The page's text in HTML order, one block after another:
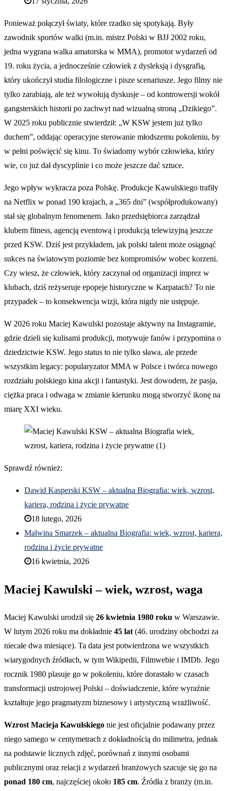
Ponieważ połączył światy, które rzadko się spotykają. Były
zawodnik sportów walki (m.in. mistrz Polski w BJJ 2002 roku,
jedna wygrana walka amatorska w MMA), promotor wydarzeń od
19. roku życia, a jednocześnie człowiek z dysleksją i dysgrafią,
który ukończył studia filologiczne i pisze scenariusze. Jego filmy nie
tylko zarabiają, ale też wywołują dyskusje – od kontrowersji wokół
gangsterskich historii po zachwyt nad wizualną stroną „Dzikiego”.
W 2025 roku publicznie stwierdził: „W KSW jestem już tylko
duchem”, oddając operacyjne sterowanie młodszemu pokoleniu, by
w pełni poświęcić się kinu. To świadomy wybór człowieka, który
wie, co już dał dyscyplinie i co może jeszcze dać sztuce.
Jego wpływ wykracza poza Polskę. Produkcje Kawulskiego trafiły
na Netflix w ponad 190 krajach, a „365 dni” (współprodukowany)
stał się globalnym fenomenem. Jako przedsiębiorca zarządzał
klubem fitness, agencją eventową i produkcją telewizyjną jeszcze
przed KSW. Dziś jest przykładem, jak polski talent może osiągnąć
sukces na światowym poziomie bez kompromisów wobec korzeni.
Czy wiesz, że człowiek, który zaczynał od organizacji imprez w
klubach, dziś reżyseruje epopeje historyczne w Karpatach? To nie
przypadek – to konsekwencja wizji, która nigdy nie ustępuje.
W 2026 roku Maciej Kawulski pozostaje aktywny na Instagramie,
gdzie dzieli się kulisami produkcji, motywuje fanów i przypomina o
dziedzictwie KSW. Jego status to nie tylko sława, ale przede
wszystkim legacy: popularyzator MMA w Polsce i twórca nowego
rozdziału polskiego kina akcji i fantastyki. Jest dowodem, że pasja,
ciężka praca i odwaga w zmianie kierunku mogą stworzyć ikonę na
miarę XXI wieku.
Sprawdź również:
Dawid Kasperski KSW – aktualna Biografia: wiek, wzrost,
kariera, rodzina i życie prywatne
18 lutego, 2026
Malwina Smarzek – aktualna Biografia: wiek, wzrost, kariera,
rodzina i życie prywatne
16 kwietnia, 2026
Maciej Kawulski – wiek, wzrost, waga
Maciej Kawulski urodził się 26 kwietnia 1980 roku w Warszawie.
W lutym 2026 roku ma dokładnie 45 lat(46. urodziny obchodzi za
niecałe dwa miesiące). Ta data jest potwierdzona we wszystkich
wiarygodnych źródłach, w tym Wikipedii, Filmwebie i IMDb. Jego
rocznik 1980 plasuje go w pokoleniu, które dorastało w czasach
transformacji ustrojowej Polski – doświadczenie, które wyraźnie
kształtuje jego pragmatyzm biznesowy i artystyczną wrażliwość.
Wzrost Macieja Kawulskiego nie jest oficjalnie podawany przez
niego samego w centymetrach z dokładnością do milimetra, jednak
na podstawie licznych zdjęć, porównań z innymi osobami
publicznymi oraz relacji z wydarzeń branżowych szacuje się go na
ponad 180 cm, najczęściej około 185 cm. Źródła z branży (m.in.